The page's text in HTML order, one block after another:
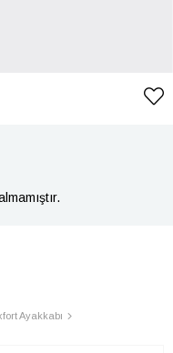
Ayakkabı